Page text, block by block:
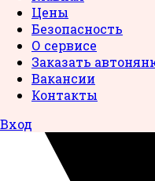
Цены
Безопасность
О сервисе
Заказать
Вакансии
Контакты
Вход